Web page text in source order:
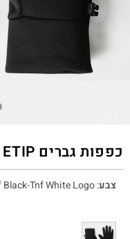
כפפות גברים ETIP
צבע:
Black-Tnf White Logo